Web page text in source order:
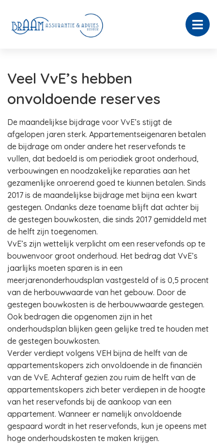
Veel VvE’s hebben
onvoldoende reserves
De maandelijkse bijdrage voor VvE’s stijgt de
afgelopen jaren sterk. Appartementseigenaren betalen
de bijdrage om onder andere het reservefonds te
vullen, dat bedoeld is om periodiek groot onderhoud,
verbouwingen en noodzakelijke reparaties aan het
gezamenlijke onroerend goed te kiunnen betalen. Sinds
2017 is de maandelijkse bijdrage met bijna een kwart
gestegen. Ondanks deze toename blijft dat achter bij
de gestegen bouwkosten, die sinds 2017 gemiddeld met
de helft zijn toegenomen.
VvE’s zijn wettelijk verplicht om een reservefonds op te
bouwenvoor groot onderhoud. Het bedrag dat VvE’s
jaarlijks moeten sparen is in een
meerjarenonderhoudsplan vastgesteld of is 0,5 procent
van de herbouwwaarde van het gebouw. Door de
gestegen bouwkosten is de herbouwwaarde gestegen.
Ook bedragen die opgenomen zijn in het
onderhoudsplan blijken geen gelijke tred te houden met
de gestegen bouwkosten.
Verder verdiept volgens VEH bijna de helft van de
appartementskopers zich onvoldoende in de financiën
van de VvE. Achteraf gezien zou ruim de helft van de
appartementskopers zich beter verdiepen in de hoogte
van het reservefonds bij de aankoop van een
appartement. Wanneer er namelijk onvoldoende
gespaard wordt in het reservefonds, kun je opeens met
hoge onderhoudskosten te maken krijgen.